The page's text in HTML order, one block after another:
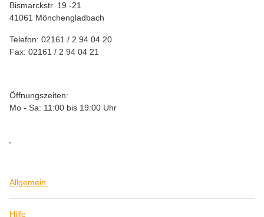
Bismarckstr. 19 -21
41061 Mönchengladbach
Telefon: 02161 / 2 94 04 20
Fax: 02161 / 2 94 04 21
Öffnungszeiten:
Mo - Sa: 11:00 bis 19:00 Uhr
Allgemein
Hilfe